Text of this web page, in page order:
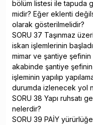
bölüm listesi ile tapuda
midir? Eğer eklenti
olarak gösterilmelidir?
SORU 37 Taşınmaz
iskan işlemlerinin
mimar ve şantiye
akabinde şantiye
işleminin yapılıp
durumda izlenecek yol
SORU 38 Yapı ruhsatı
nelerdir?
SORU 39 PAİY